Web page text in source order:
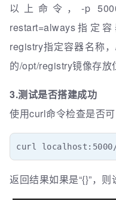
以上命令，-p
restart=always指定
registry指定容器名称
的/opt/registry镜像存放
3.测试是否搭建成功
使用curl命令检查是否
curl
返回结果如果是“{}”，则